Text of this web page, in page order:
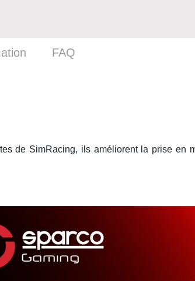
de SimRacing, ils améliorent la prise en
FAQ